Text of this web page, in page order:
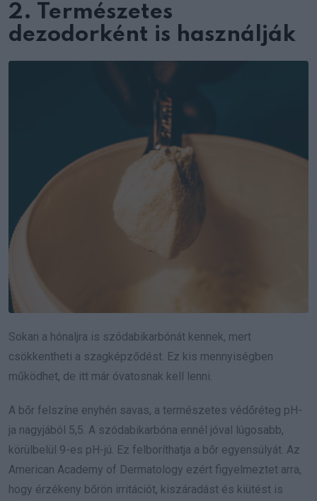
2. Természetes
dezodorként is használják
Sokan a hónaljra is szódabikarbónát kennek, mert
csökkentheti a szagképződést. Ez kis mennyiségben
működhet, de itt már óvatosnak kell lenni.
A bőr felszíne enyhén savas, a természetes védőréteg pH-
ja nagyjából 5,5. A szódabikarbóna ennél jóval lúgosabb,
körülbelül 9-es pH-jú. Ez felboríthatja a bőr egyensúlyát. Az
American Academy of Dermatology ezért figyelmeztet arra,
hogy érzékeny bőrön irritációt, kiszáradást és kiütést is